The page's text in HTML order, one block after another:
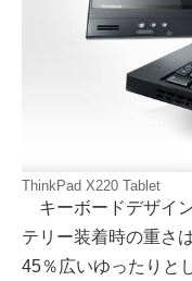
ThinkPad X220 Tablet
キーボードデザイ
テリー装着時の重さ
45％広いゆったりと